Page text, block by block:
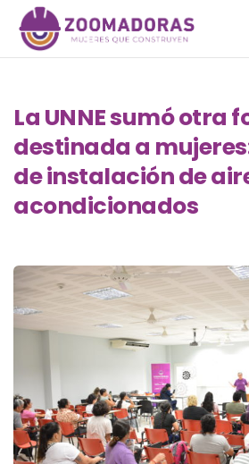
La UNNE sumó otra
destinada a
de instalación de
acondicionados